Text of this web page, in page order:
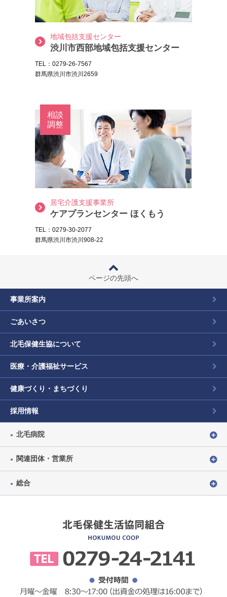
地域包括支援センター
渋川市西部地域包括支援センター
TEL：0279-26-7567
群馬県渋川市渋川2659
相談
調整
居宅介護支援事業所
ケアプランセンター ほくもう
TEL：0279-30-2077
群馬県渋川市渋川908-22
ページの先頭へ
事業所案内
ごあいさつ
北毛保健生協について
医療・介護福祉サービス
健康づくり・まちづくり
採用情報
北毛病院
関連団体・営業所
総合